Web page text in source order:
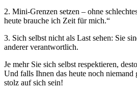
2. Mini-Grenzen setzen – ohne
heute brauche ich Zeit für mich.“
3. Sich selbst nicht als Last sehen: Sie
anderer verantwortlich.
Je mehr Sie sich selbst respektieren,
Und falls Ihnen das heute noch niemand
stolz auf sich sein!